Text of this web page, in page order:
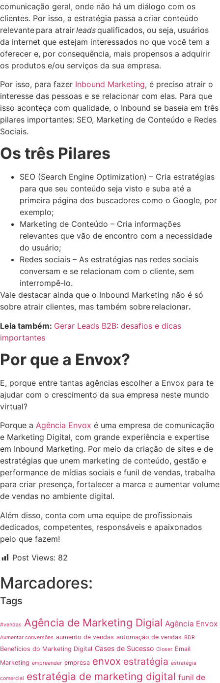
comunicação geral, onde não há um diálogo com os
clientes. Por isso, a estratégia passa a criar conteúdo
relevante para atrairleadsqualificados, ou seja, usuários
da internet que estejam interessados no que você tem a
oferecer e, por consequência, mais propensos a adquirir
os produtos e/ou serviços da sua empresa.
Por isso, para fazer Inbound Marketing, é preciso atrair o
interesse das pessoas e se relacionar com elas. Para que
isso aconteça com qualidade, o Inbound se baseia em três
pilares importantes: SEO, Marketing de Conteúdo e Redes
Sociais.
Os três Pilares
SEO (Search Engine Optimization) – Cria estratégias
para que seu conteúdo seja visto e suba até a
primeira página dos buscadores como o Google, por
exemplo;
Marketing de Conteúdo – Cria informações
relevantes que vão de encontro com a necessidade
do usuário;
Redes sociais – As estratégias nas redes sociais
conversam e se relacionam com o cliente, sem
interrompê-lo.
Vale destacar ainda que o Inbound Marketing não é só
sobre atrair clientes, mas também sobre relacionar.
Leia também: Gerar Leads B2B: desafios e dicas
importantes
Por que a Envox?
E, porque entre tantas agências escolher a Envox para te
ajudar com o crescimento da sua empresa neste mundo
virtual?
Porque a Agência Envox é uma empresa de comunicação
e Marketing Digital, com grande experiência e expertise
em Inbound Marketing. Por meio da criação de sites e de
estratégias que unem marketing de conteúdo, gestão e
performance de mídias sociais e funil de vendas, trabalha
para criar presença, fortalecer a marca e aumentar volume
de vendas no ambiente digital.
Além disso, conta com uma equipe de profissionais
dedicados, competentes, responsáveis e apaixonados
pelo que fazem!
Post Views: 82
Marcadores:
Tags
#vendas Agência de Marketing Digial Agência Envox
Aumentar conversões aumento de vendas automação de vendas BDR
Benefícios do Marketing Digital Cases de Sucesso Closer Email
Marketing empreender empresa envox estratégia estratégia
comercial estratégia de marketing digital funil de